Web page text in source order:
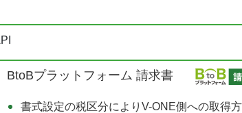
BtoBプラットフォーム 請求書
書式設定の税区分によりV-ONE側への取得